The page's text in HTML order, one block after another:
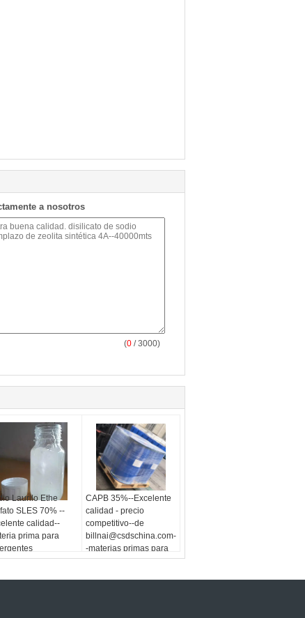
a nosotros
(0 / 3000)
Laurilo Ethe
SLES 70% --
calidad--
prima para
CAPB 35%--Excelente
calidad - precio
competitivo--de
billnai@csdschina.com-
-materias primas para
detergentes